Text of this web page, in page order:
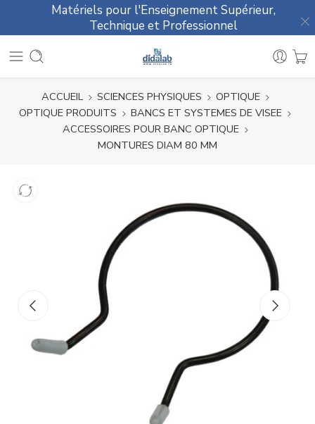
Matériels pour l'Enseignement Supérieur,
Technique et Professionnel
ACCUEIL SCIENCES PHYSIQUES
OPTIQUE
OPTIQUE PRODUITS
BANCS ET SYSTEMES DE VISEE
ACCESSOIRES POUR BANC OPTIQUE
MONTURES DIAM 80 MM